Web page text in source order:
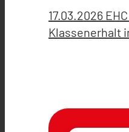
17.03.2026
Klassenerhalt